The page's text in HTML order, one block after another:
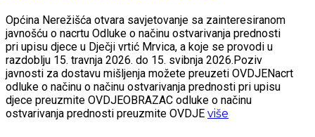
Općina Nerežišća otvara savjetovanje sa zainteresiranom
javnošću o nacrtu Odluke o načinu ostvarivanja prednosti
pri upisu djece u Dječji vrtić Mrvica, a koje se provodi u
razdoblju 15. travnja 2026. do 15. svibnja 2026.Poziv
javnosti za dostavu mišljenja možete preuzeti OVDJENacrt
odluke o načinu o načinu ostvarivanja prednosti pri upisu
djece preuzmite OVDJEOBRAZAC odluke o načinu
ostvarivanja prednosti preuzmite OVDJE više